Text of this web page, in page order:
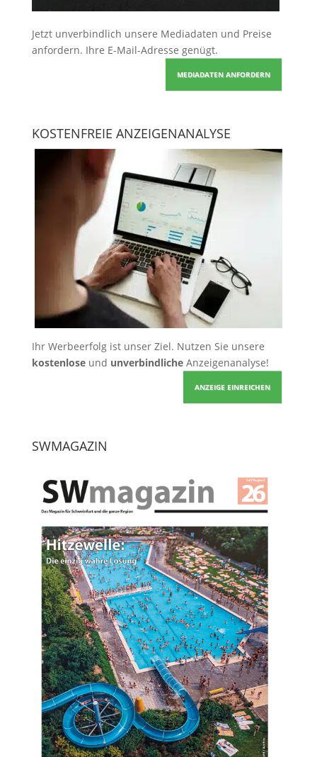
Jetzt unverbindlich unsere Mediadaten und Preise
anfordern. Ihre E-Mail-Adresse genügt.
MEDIADATEN ANFORDERN
KOSTENFREIE ANZEIGENANALYSE
Ihr Werbeerfolg ist unser Ziel. Nutzen Sie unsere
kostenloseund unverbindlicheAnzeigenanalyse!
ANZEIGE EINREICHEN
SWMAGAZIN